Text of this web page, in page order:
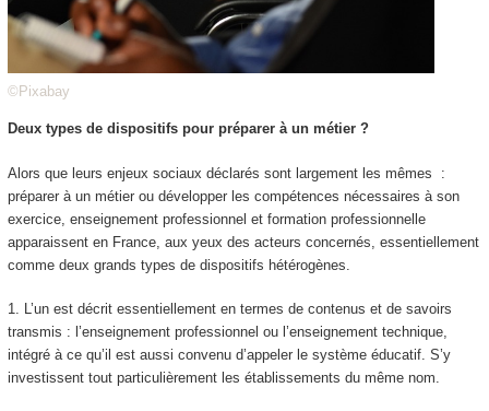
©Pixabay
Deux types de dispositifs pour préparer à un métier ?
Alors que leurs enjeux sociaux déclarés sont largement les mêmes
:
préparer à un métier ou développer les compétences nécessaires à son
exercice, enseignement professionnel et formation professionnelle
apparaissent en France, aux yeux des acteurs concernés, essentiellement
comme deux grands types de dispositifs hétérogènes.
1. L’un est décrit essentiellement en termes de contenus et de savoirs
transmis : l’enseignement professionnel ou l’enseignement technique,
intégré à ce qu’il est aussi convenu d’appeler le système éducatif. S’y
investissent tout particulièrement les établissements du même nom.